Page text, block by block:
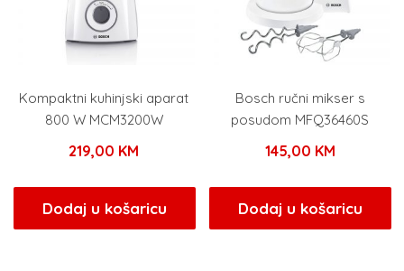
Kompaktni kuhinjski aparat
800 W MCM3200W
219,00 KM
Dodaj u košaricu
Bosch ručni mikser s
posudom MFQ36460S
145,00 KM
Dodaj u košaricu